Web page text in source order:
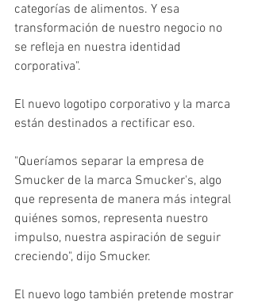
categorías de alimentos. Y esa
transformación de nuestro negocio no
se refleja en nuestra identidad
corporativa".
El nuevo logotipo corporativo y la marca
están destinados a rectificar eso.
"Queríamos separar la empresa de
Smucker de la marca Smucker's, algo
que representa de manera más integral
quiénes somos, representa nuestro
impulso, nuestra aspiración de seguir
creciendo", dijo Smucker.
El nuevo logo también pretende mostrar